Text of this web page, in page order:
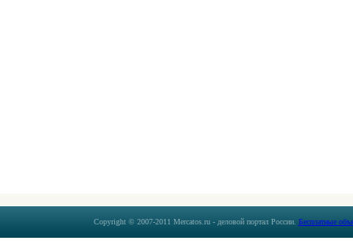
Copyright © 2007-2011 Mercatos.ru - деловой портал России. Бесплатные